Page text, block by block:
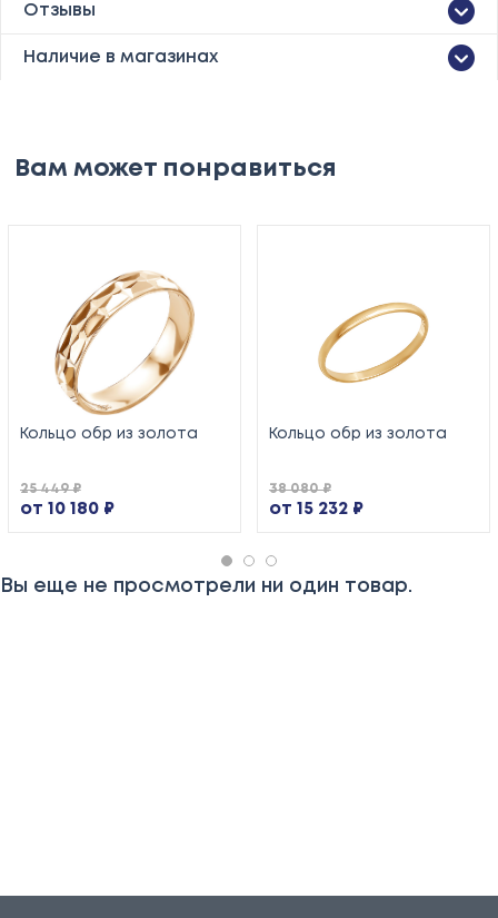
Отзывы
Наличие в магазинах
Вам может понравиться
Кольцо обр из золота
от 10 180 ₽
25 449 ₽
Кольцо обр из золота
от 15 232 ₽
38 080 ₽
Вы еще не просмотрели ни один товар.